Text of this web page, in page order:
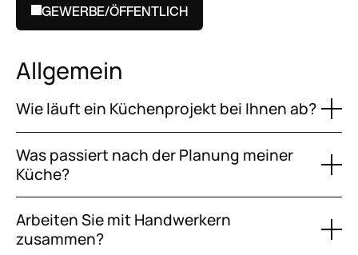
GEWERBE/ÖFFENTLICH
Allgemein
Wie läuft ein Küchenprojekt bei Ihnen ab?
Was passiert nach der Planung meiner
Küche?
Arbeiten Sie mit Handwerkern
zusammen?